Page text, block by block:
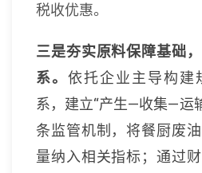
税收优惠。
三是夯实原料保障基础
系。 依托企业主导构建
系，建立“产生—收集—运
条监管机制，将餐厨废
量纳入相关指标；通过